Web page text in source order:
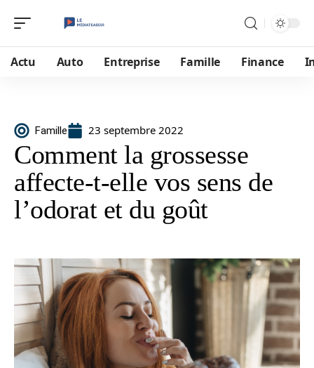
Actu Auto Entreprise Famille Finance
Famille 23 septembre 2022
Comment la grossesse
affecte-t-elle vos sens de
l’odorat et du goût